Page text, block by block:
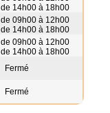
de 14h00 à 18h00
de 09h00 à 12h00
de 14h00 à 18h00
de 09h00 à 12h00
de 14h00 à 18h00
Fermé
Fermé